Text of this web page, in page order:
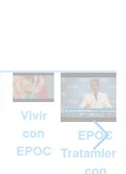
Vivir
con
EPOC
EPOC